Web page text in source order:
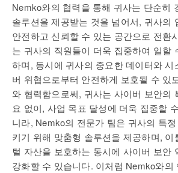
Nemko와의 협력을 통해 귀사는 단순히
솔루션을 제공받는 것을 넘어서, 귀사의
안전하고 신뢰할 수 있는 공간으로 전환
는 귀사의 직원들이 더욱 집중하여 일할
하며, 동시에 귀사의 중요한 데이터와 시
버 위협으로부터 안전하게 보호될 수 있
와 협력함으로써, 귀사는 사이버 보안의
요 없이, 사업 목표 달성에 더욱 집중할
니라, Nemko의 전문가 팀은 귀사의 특
키기 위해 맞춤형 솔루션을 제공하며, 이
털 자산을 보호하는 동시에 사이버 보안
강화할 수 있습니다. 이처럼 Nemko와의